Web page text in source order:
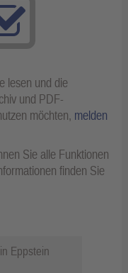
lesen und die
und PDF-
möchten, melden
Sie alle Funktionen
finden Sie
Eppstein